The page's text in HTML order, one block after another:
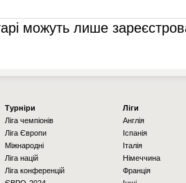
можуть лише
Турніри
Ліга чемпіонів
Ліга Європи
Міжнародні
Ліга націй
Ліга конференцій
Ліги
Англія
Іспанія
Італія
Німеччина
Франція